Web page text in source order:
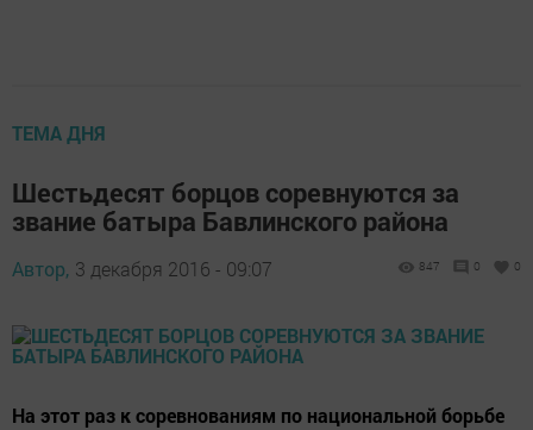
ТЕМА ДНЯ
Шестьдесят борцов соревнуются за
звание батыра Бавлинского района
Автор, 3 декабря 2016 - 09:07 847 0 0
На этот раз к соревнованиям по национальной борьбе